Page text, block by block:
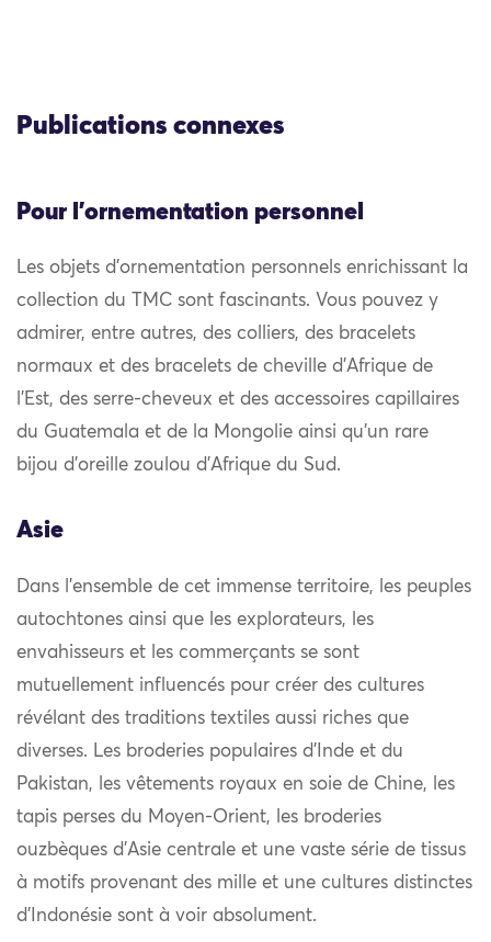
Publications connexes
Pour l'ornementation personnel
Les objets d’ornementation personnels enrichissant la
collection du TMC sont fascinants. Vous pouvez y
admirer, entre autres, des colliers, des bracelets
normaux et des bracelets de cheville d’Afrique de
l’Est, des serre-cheveux et des accessoires capillaires
du Guatemala et de la Mongolie ainsi qu’un rare
bijou d’oreille zoulou d’Afrique du Sud.
Asie
Dans l’ensemble de cet immense territoire, les peuples
autochtones ainsi que les explorateurs, les
envahisseurs et les commerçants se sont
mutuellement influencés pour créer des cultures
révélant des traditions textiles aussi riches que
diverses. Les broderies populaires d’Inde et du
Pakistan, les vêtements royaux en soie de Chine, les
tapis perses du Moyen-Orient, les broderies
ouzbèques d’Asie centrale et une vaste série de tissus
à motifs provenant des mille et une cultures distinctes
d’Indonésie sont à voir absolument.